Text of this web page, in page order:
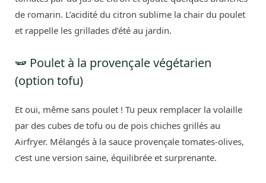
de romarin. L’acidité du citron sublime la chair du poulet
et rappelle les grillades d’été au jardin.
🫛 Poulet à la provençale végétarien
(option tofu)
Et oui, même sans poulet ! Tu peux remplacer la volaille
par des cubes de tofu ou de pois chiches grillés au
Airfryer. Mélangés à la sauce provençale tomates-olives,
c’est une version saine, équilibrée et surprenante.